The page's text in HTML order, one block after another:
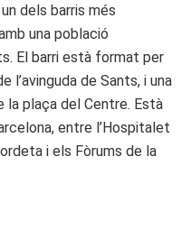
dels barris més
una població
El barri està format per
l’avinguda de Sants, i una
plaça del Centre. Està
entre l’Hospitalet
i els Fòrums de la